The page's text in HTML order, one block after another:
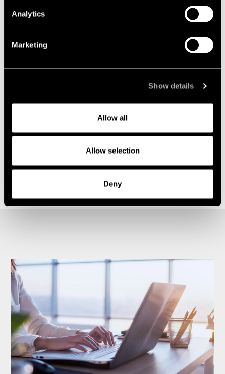
Analytics
Marketing
Show details
Allow all
Allow selection
Deny
2026-10-08
som tingsnotarie? Är du intresserad av att veta
advokatbyrå? Då ska du inte missa chansen att
ansöka om en plats på vår Karriärdag i Uppsala
1 2 3 4 5 6